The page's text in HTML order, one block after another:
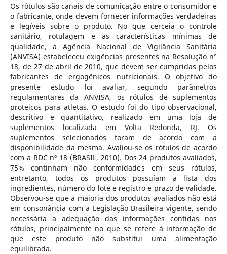
Os rótulos são canais de comunicação entre o consumidor e
o fabricante, onde devem fornecer informações verdadeiras
e legíveis sobre o produto. No que cerceia o controle
sanitário, rotulagem e as características mínimas de
qualidade, a Agência Nacional de Vigilância Sanitária
(ANVISA) estabeleceu exigências presentes na Resolução n°
18, de 27 de abril de 2010, que devem ser cumpridas pelos
fabricantes de ergogênicos nutricionais. O objetivo do
presente estudo foi avaliar, segundo parâmetros
regulamentares da ANVISA, os rótulos de suplementos
proteicos para atletas. O estudo foi do tipo observacional,
descritivo e quantitativo, realizado em uma loja de
suplementos localizada em Volta Redonda, RJ. Os
suplementos selecionados foram de acordo com a
disponibilidade da mesma. Avaliou-se os rótulos de acordo
com a RDC nº 18 (BRASIL, 2010). Dos 24 produtos avaliados,
75% continham não conformidades em seus rótulos,
entretanto, todos os produtos possuíam a lista dos
ingredientes, número do lote e registro e prazo de validade.
Observou-se que a maioria dos produtos avaliados não está
em consonância com a Legislação Brasileira vigente, sendo
necessária a adequação das informações contidas nos
rótulos, principalmente no que se refere à informação de
que este produto não substitui uma alimentação
equilibrada.